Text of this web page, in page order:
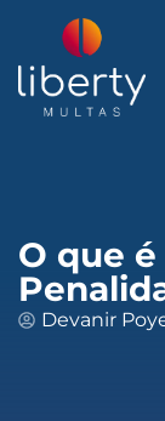
O que
Devanir